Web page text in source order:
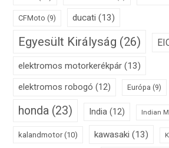
CFMoto (9) ducati (13)
Egyesült Királyság (26)
elektromos motorkerékpár (13)
elektromos robogó (12) Európa (9)
honda (23) India (12) Indian
kalandmotor(10) kawasaki (13)